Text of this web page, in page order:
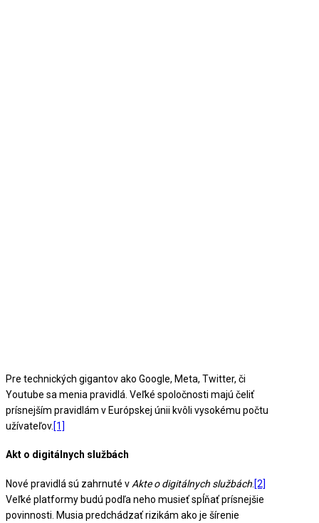
Pre technických gigantov ako Google, Meta, Twitter, či
Youtube sa menia pravidlá. Veľké spoločnosti majú čeliť
prísnejším pravidlám v Európskej únii kvôli vysokému počtu
užívateľov. [1]
Akt o digitálnych službách
Nové pravidlá sú zahrnuté v Akte o digitálnych službách [2]
Veľké platformy budú podľa neho musieť spĺňať prísnejšie
povinnosti. Musia predchádzať rizikám ako je šírenie